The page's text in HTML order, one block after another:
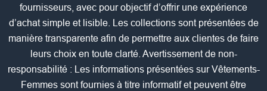
fournisseurs, avec pour objectif d’offrir une expérience
d’achat simple et lisible. Les collections sont présentées de
manière transparente afin de permettre aux clientes de faire
leurs choix en toute clarté. Avertissement de non-
responsabilité : Les informations présentées sur Vêtements-
Femmes sont fournies à titre informatif et peuvent être